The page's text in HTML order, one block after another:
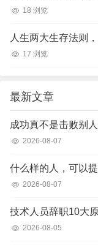
18 浏览
人生两大生存法则
17 浏览
最新文章
成功真不是击败别
2026-08-07
什么样的人，可以
2026-08-07
技术人员辞职10大
2026-08-05